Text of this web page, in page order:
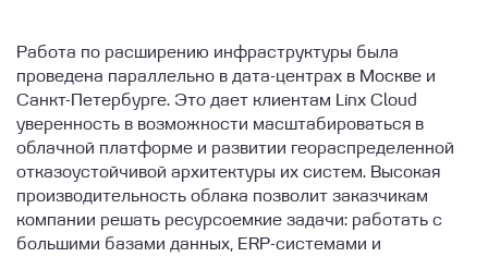
Работа по расширению инфраструктуры была
проведена параллельно в дата-центрах в Москве и
Санкт-Петербурге. Это дает клиентам Linx Cloud
уверенность в возможности масштабироваться в
облачной платформе и развитии геораспределенной
отказоустойчивой архитектуры их систем. Высокая
производительность облака позволит заказчикам
компании решать ресурсоемкие задачи: работать с
большими базами данных, ERP-системами и